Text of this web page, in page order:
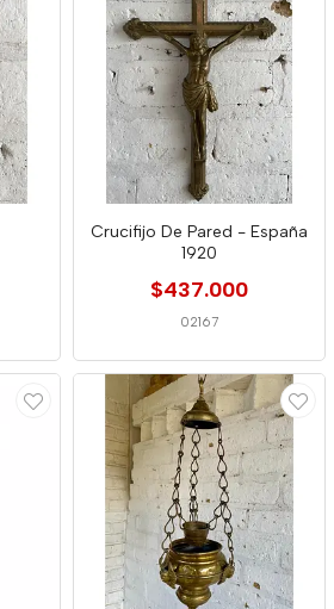
Crucifijo De Pared - España
1920
$437.000
02167